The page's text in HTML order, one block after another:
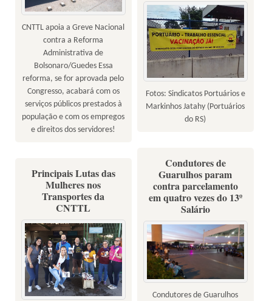
CNTTL apoia a Greve Nacional
contra a Reforma
Administrativa de
Bolsonaro/Guedes Essa
reforma, se for aprovada pelo
Congresso, acabará com os
serviços públicos prestados à
população e com os empregos
e direitos dos servidores!
Fotos: Sindicatos Portuários e
Markinhos Jatahy (Portuários
do RS)
Condutores de
Guarulhos param
contra parcelamento
em quatro vezes do 13º
Salário
Condutores de Guarulhos
Principais Lutas das
Mulheres nos
Transportes da
CNTTL